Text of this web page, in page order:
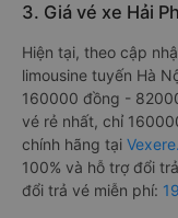
3. Giá vé xe Hải
Hiện tại, theo cập
limousine tuyến Hà
160000 đồng -
vé rẻ nhất, chỉ
chính hãng tại
100% và hỗ trợ đổi
đổi trả vé miễn phí: